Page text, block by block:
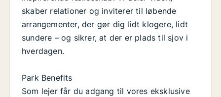
skaber relationer og inviterer til løbende
arrangementer, der gør dig lidt klogere, lidt
sundere – og sikrer, at der er plads til sjov i
hverdagen.
Park Benefits
Som lejer får du adgang til vores eksklusive